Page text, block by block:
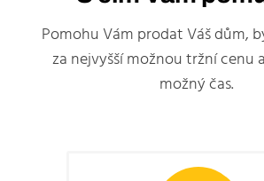
Pomohu Vám prodat Váš dům,
za nejvyšší možnou tržní cenu
možný čas.